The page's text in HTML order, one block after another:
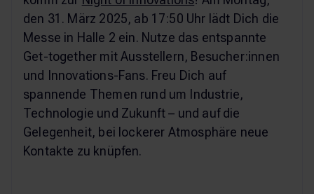
den 31. März 2025, ab 17:50 Uhr lädt Dich die
Messe in Halle 2 ein. Nutze das entspannte
Get-together mit Ausstellern, Besucher:innen
und Innovations-Fans. Freu Dich auf
spannende Themen rund um Industrie,
Technologie und Zukunft – und auf die
Gelegenheit, bei lockerer Atmosphäre neue
Kontakte zu knüpfen.